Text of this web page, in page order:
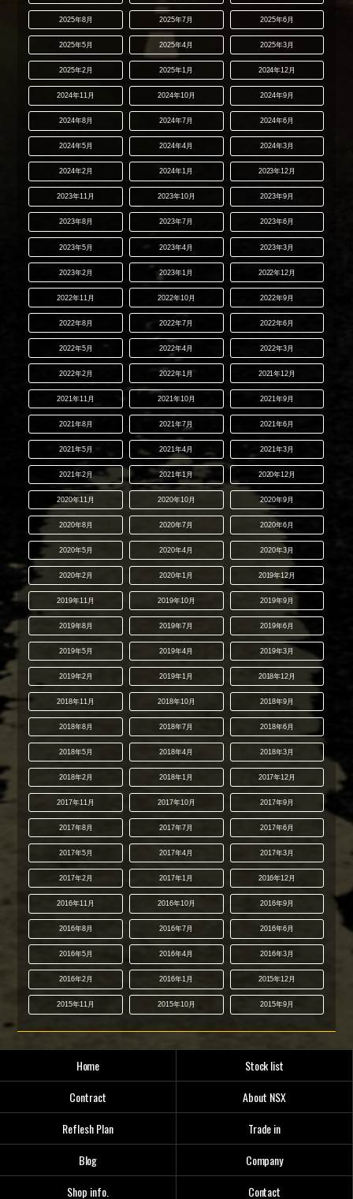
2025年8月 2025年7月 2025年6月
2025年5月 2025年4月 2025年3月
2025年2月 2025年1月 2024年12月
2024年11月 2024年10月 2024年9月
2024年8月 2024年7月 2024年6月
2024年5月 2024年4月 2024年3月
2024年2月 2024年1月 2023年12月
2023年11月 2023年10月 2023年9月
2023年8月 2023年7月 2023年6月
2023年5月 2023年4月 2023年3月
2023年2月 2023年1月 2022年12月
2022年11月 2022年10月 2022年9月
2022年8月 2022年7月 2022年6月
2022年5月 2022年4月 2022年3月
2022年2月 2022年1月 2021年12月
2021年11月 2021年10月 2021年9月
2021年8月 2021年7月 2021年6月
2021年5月 2021年4月 2021年3月
2021年2月 2021年1月 2020年12月
2020年11月 2020年10月 2020年9月
2020年8月 2020年7月 2020年6月
2020年5月 2020年4月 2020年3月
2020年2月 2020年1月 2019年12月
2019年11月 2019年10月 2019年9月
2019年8月 2019年7月 2019年6月
2019年5月 2019年4月 2019年3月
2019年2月 2019年1月 2018年12月
2018年11月 2018年10月 2018年9月
2018年8月 2018年7月 2018年6月
2018年5月 2018年4月 2018年3月
2018年2月 2018年1月 2017年12月
2017年11月 2017年10月 2017年9月
2017年8月 2017年7月 2017年6月
2017年5月 2017年4月 2017年3月
2017年2月 2017年1月 2016年12月
2016年11月 2016年10月 2016年9月
2016年8月 2016年7月 2016年6月
2016年5月 2016年4月 2016年3月
2016年2月 2016年1月 2015年12月
2015年11月 2015年10月 2015年9月
Home
Stock list
Contract
About NSX
Reflesh Plan
Trade in
Blog
Company
Shop info.
Contact